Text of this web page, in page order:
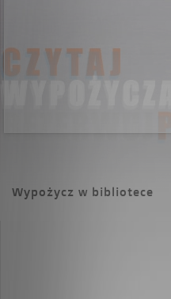
Wypożycz w bibliotece